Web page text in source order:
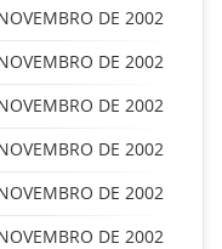
DE 2002
DE 2002
DE 2002
DE 2002
DE 2002
DE 2002